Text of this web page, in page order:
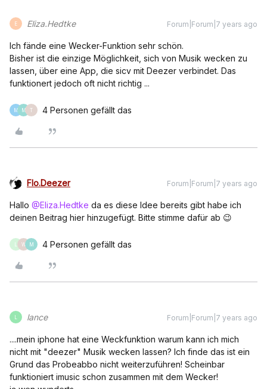
E Eliza.Hedtke Forum|Forum|7 years ago
Ich fände eine Wecker-Funktion sehr schön.
Bisher ist die einzige Möglichkeit, sich von Musik wecken zu
lassen, über eine App, die sicv mit Deezer verbindet. Das
funktionert jedoch oft nicht richtig ...
M M T 4 Personen gefällt das
Flo.Deezer Forum|Forum|7 years ago
Hallo @Eliza.Hedtke da es diese Idee bereits gibt habe ich
deinen Beitrag hier hinzugefügt. Bitte stimme dafür ab 😉
W M 4 Personen gefällt das
lance Forum|Forum|7 years ago
....mein iphone hat eine Weckfunktion warum kann ich mich
nicht mit "deezer" Musik wecken lassen? Ich finde das ist ein
Grund das Probeabbo nicht weiterzuführen! Scheinbar
funktioniert imusic schon zusammen mit dem Wecker!